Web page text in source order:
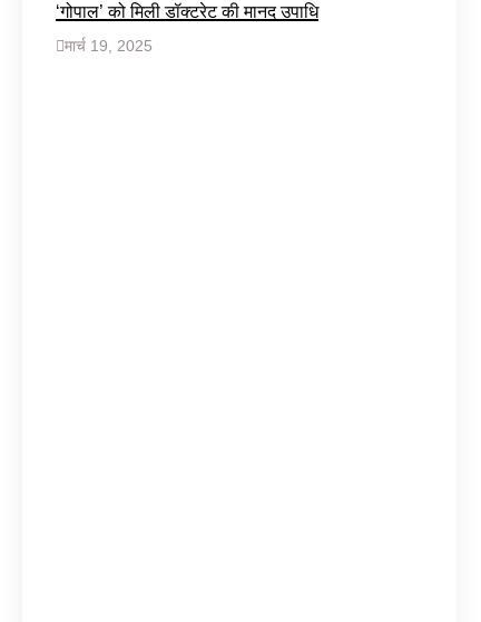
‘गोपाल’ को मिली डॉक्टरेट की मानद उपाधि
मार्च 19, 2025